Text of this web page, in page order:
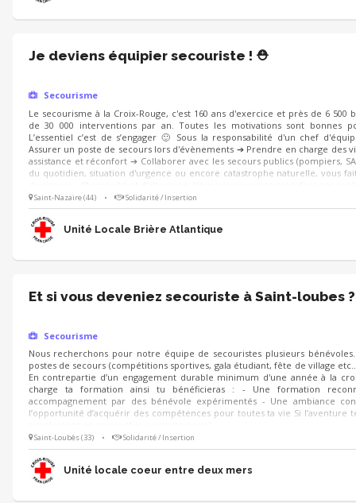
Je deviens équipier secouriste ! ⛑️
Secourisme
Le secourisme à la Croix-Rouge, c'est 160 ans d'exercice et près de 6 500
de 30 000 interventions par an. Toutes les motivations sont bonnes
L’essentiel c’est de s’engager 🙂 Sous la responsabilité d'un chef
Assurer un poste de secours lors d'évènements ➔ Prendre en charge des
assistance et réconfort ➔ Collaborer avec les secours publics (pompiers,
du quotidien, situation d'urgence ou encore catastrophe naturelle, vous
Saint-Nazaire (44) • Solidarité / Insertion
Unité Locale Brière Atlantique
Et si vous deveniez secouriste à Saint-loubes ?
Secourisme
Nous recherchons pour notre équipe de secouristes plusieurs
postes de secours (compétitions sportives, gala étudiant, fête de village
En contrepartie d’un engagement durable minimum d'une année à la
charge ta formation ainsi tu bénéficieras : - Une formation
accompagnement par des bénévole expérimentés - Une ambiance
l’opportunité d’acquérir des compétences pour toutes ta vie Si l’aventure
Saint-Loubès (33) • Solidarité / Insertion
Unité locale coeur entre deux mers